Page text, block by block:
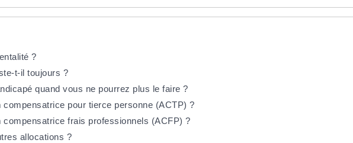
?
t-il toujours ?
quand vous ne pourrez plus le faire ?
pour tierce personne (ACTP) ?
frais professionnels (ACFP) ?
allocations ?